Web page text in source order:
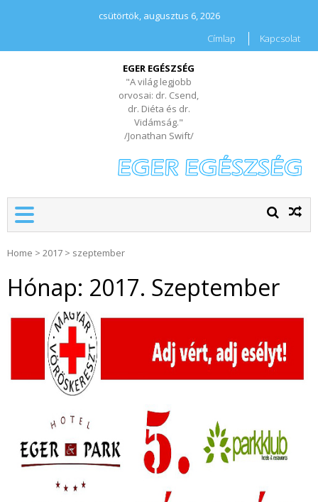
csütörtök, augusztus 6, 2026
Címlap
Kapcsolat
EGER EGÉSZSÉG
"A világ legjobb
orvosai: dr. Csend,
dr. Diéta és dr.
Vidámság."
/Jonathan Swift/
Home > 2017 > szeptember
Hónap: 2017. Szeptember